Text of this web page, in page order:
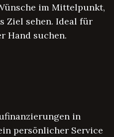
im Mittelpunkt,
Ziel sehen. Ideal für
Hand suchen.
in
persönlicher Service